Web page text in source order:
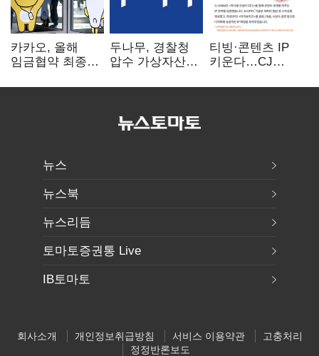
카카오, 올해
임금협약 최종
인상·격려금
두나무, 경찰청
압수 가상자산
커스터디 사업
티빙·콘텐츠 IP
키운다…CJ
글로벌 확장 가속
뉴스
뉴스북
뉴스리듬
토마토증권통 Live
IB토마토
회사소개 개인정보취급방침 서비스 이용약관
고충처리
정정반론보도